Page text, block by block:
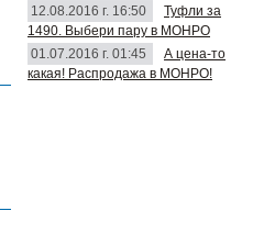
12.08.2016 г. 16:50
Туфли за
1490. Выбери пару в МОНРО
01.07.2016 г. 01:45
А цена-то
какая! Распродажа в МОНРО!